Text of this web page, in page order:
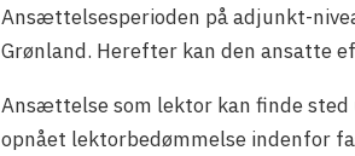
Ansættelsesperioden på adjunkt-
Grønland. Herefter kan den ansatte
Ansættelse som lektor kan finde
opnået lektorbedømmelse indenfor